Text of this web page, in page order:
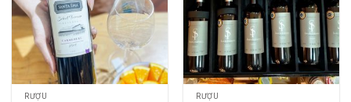
RƯỢU RƯỢU